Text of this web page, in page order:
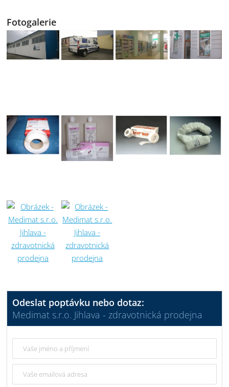
Fotogalerie
Odeslat poptávku nebo dotaz:
Medimat s.r.o. Jihlava - zdravotnická prodejna